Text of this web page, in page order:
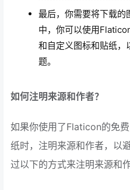
最后，你需要将下载的
中，你可以使用
和自定义图标和贴纸，
题。
如何注明来源和作者？
如果你使用了Flaticon的免
纸时，注明来源和作者，以
过以下的方式来注明来源和作